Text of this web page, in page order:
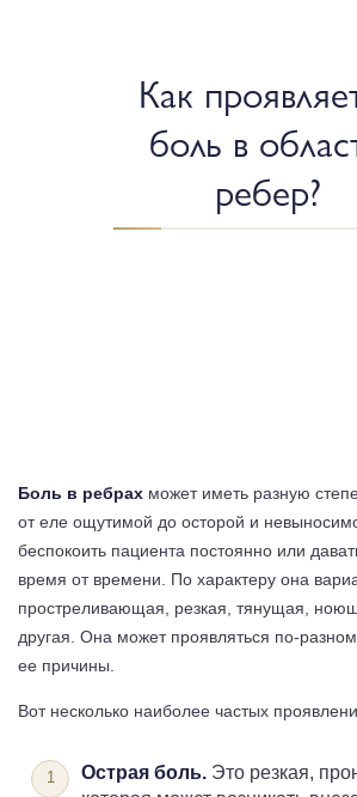
Как
боль в
ребер?
Боль в ребрах может иметь разную
от еле ощутимой до осторой и
беспокоить пациента постоянно или
время от времени. По характеру она
простреливающая, резкая, тянущая,
другая. Она может проявляться по-
ее причины.
Вот несколько наиболее частых
Острая боль. Это резкая,